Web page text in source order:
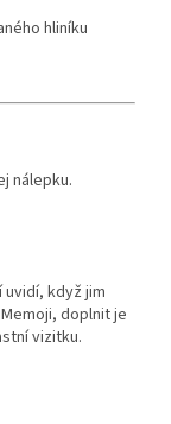
hliníku
nálepku.
když jim
doplnit je
vizitku.